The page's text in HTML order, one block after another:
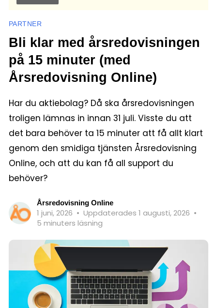
PARTNER
Bli klar med årsredovisningen
på 15 minuter (med
Årsredovisning Online)
Har du aktiebolag? Då ska årsredovisningen
troligen lämnas in innan 31 juli. Visste du att
det bara behöver ta 15 minuter att få allt klart
genom den smidiga tjänsten Årsredovisning
Online, och att du kan få all support du
behöver?
Årsredovisning Online
1 juni, 2026 • Uppdaterades 1 augusti, 2026 •
5 minuters läsning